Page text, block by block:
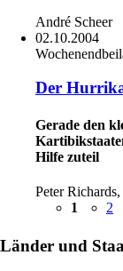
André Scheer
02.10.2004
Der
Gerade den
Hilfe zuteil
Peter
1
2
Länder und